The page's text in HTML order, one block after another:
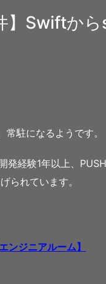
】Swiftか
駐になるようです。
発経験1年以上、
られています。